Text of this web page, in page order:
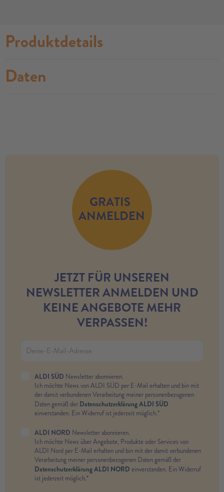
Produktdetails
Daten
GRATIS
ANMELDEN
JETZT FÜR UNSEREN
NEWSLETTER ANMELDEN UND
KEINE ANGEBOTE MEHR
VERPASSEN!
ALDI SÜD Newsletter abonnieren.
Ich möchte News von ALDI SÜD per E-Mail erhalten und bin mit
der damit verbundenen Verarbeitung meiner personenbezogenen
Daten gemäß der Datenschutzerklärung ALDI SÜD
einverstanden. Ein Widerruf ist jederzeit möglich.*
ALDI NORD Newsletter abonnieren.
Ich möchte News über Angebote, Produkte oder Services von
ALDI Nord per E-Mail erhalten und bin mit der damit verbundenen
Verarbeitung meiner personenbezogenen Daten gemäß der
Datenschutzerklärung ALDI NORD einverstanden. Ein Widerruf
ist jederzeit möglich.*